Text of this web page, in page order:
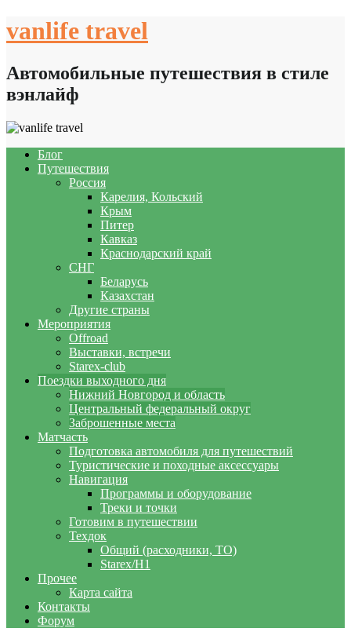
to
vanlife travel
Автомобильные путешествия в стиле
вэнлайф
Блог
Путешествия
Россия
Карелия, Кольский
Крым
Питер
Кавказ
Краснодарский край
СНГ
Беларусь
Казахстан
Другие страны
Мероприятия
Offroad
Выставки, встречи
Starex-club
Поездки выходного дня
Нижний Новгород и область
Центральный федеральный округ
Заброшенные места
Матчасть
Подготовка автомобиля для путешествий
Туристические и походные аксессуары
Навигация
Программы и оборудование
Треки и точки
Готовим в путешествии
Техдок
Общий (расходники, ТО)
Starex/H1
Прочее
Карта сайта
Контакты
Форум